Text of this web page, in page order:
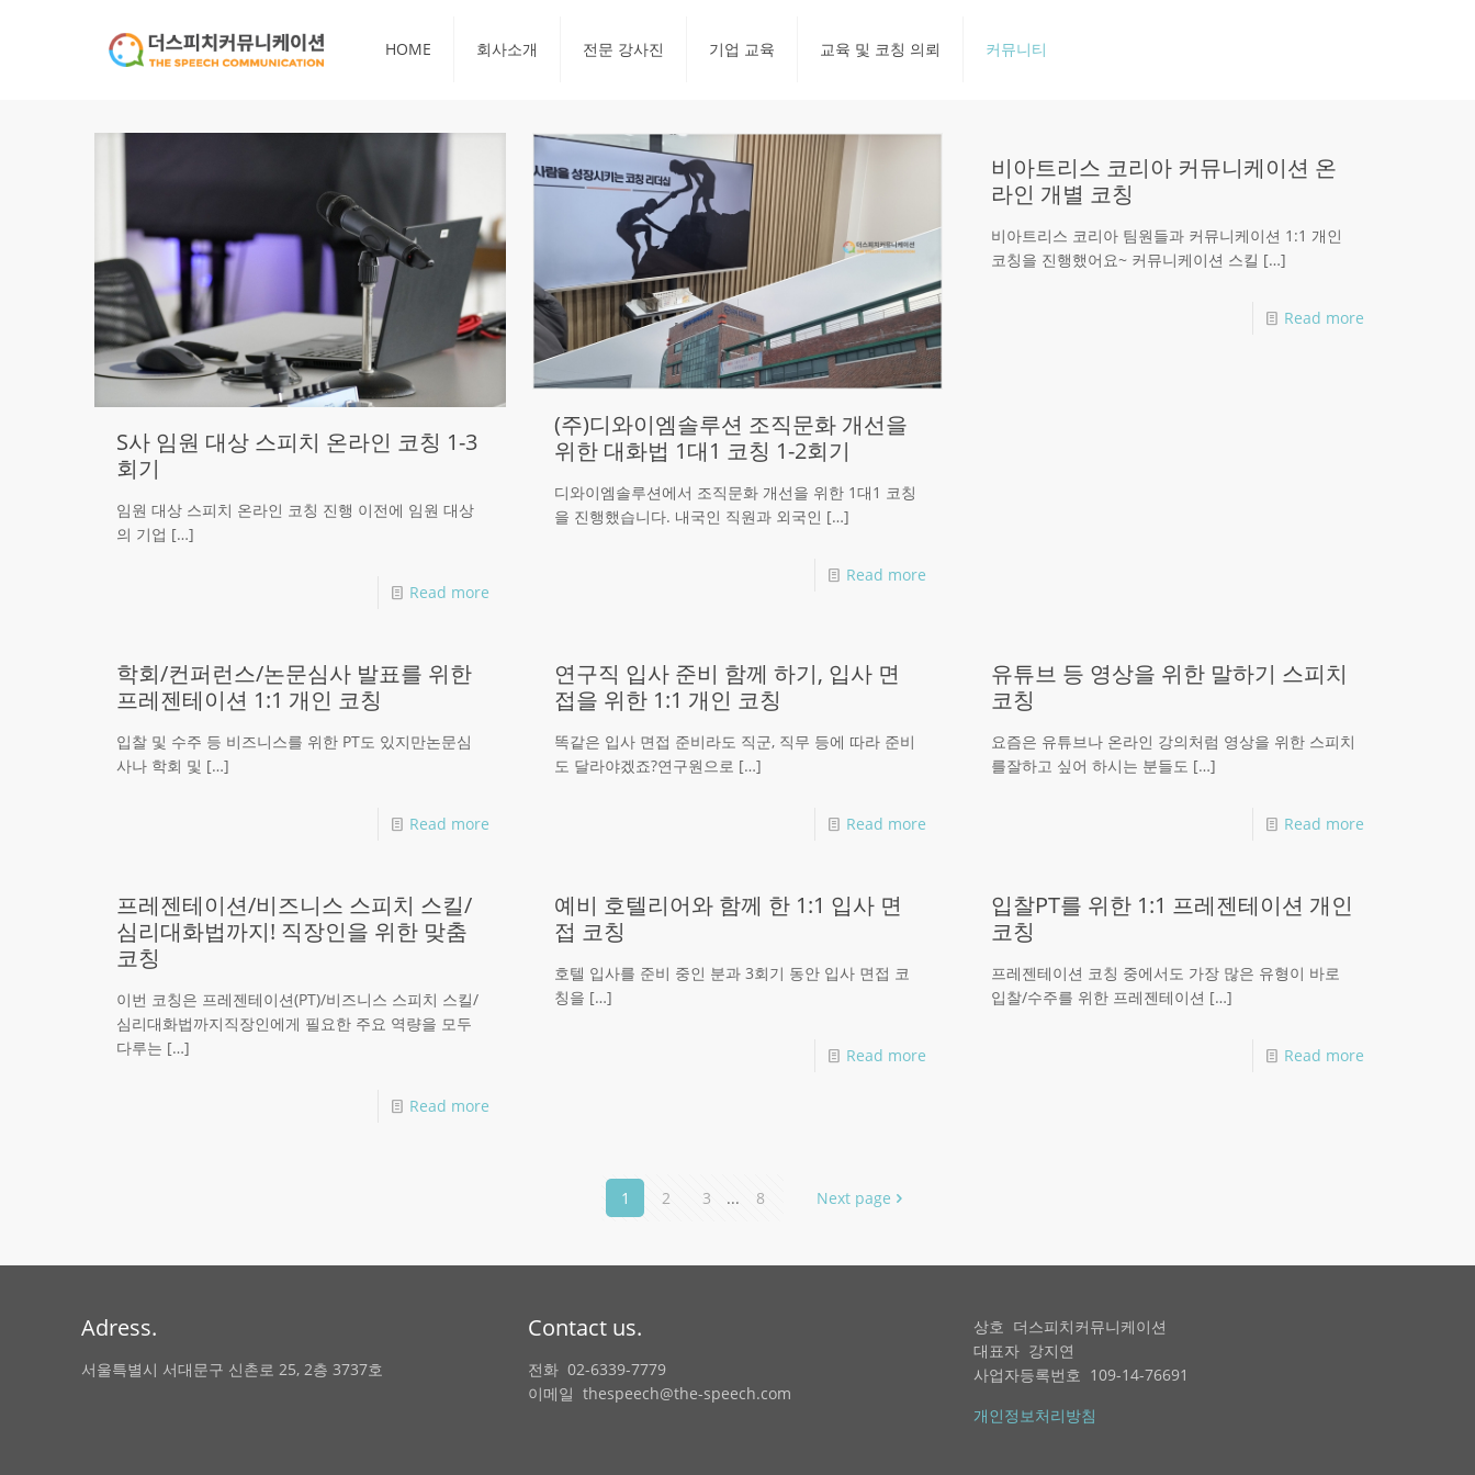
HOME 회사소개 전문 강사진 기업 교육 교육 및 코칭 의뢰 커뮤니티
S사 임원 대상 스피치 온라인 코칭 1-3
회기
임원 대상 스피치 온라인 코칭 진행 이전에 임원 대상
의 기업 […]
Read more
(주)디와이엠솔루션 조직문화 개선을
위한 대화법 1대1 코칭 1-2회기
디와이엠솔루션에서 조직문화 개선을 위한 1대1 코칭
을 진행했습니다. 내국인 직원과 외국인 […]
Read more
비아트리스 코리아 커뮤니케이션 온
라인 개별 코칭
비아트리스 코리아 팀원들과 커뮤니케이션 1:1 개인
코칭을 진행했어요~ 커뮤니케이션 스킬 […]
Read more
학회/컨퍼런스/논문심사 발표를 위한
프레젠테이션 1:1 개인 코칭
입찰 및 수주 등 비즈니스를 위한 PT도 있지만논문심
사나 학회 및 […]
Read more
연구직 입사 준비 함께 하기, 입사 면
접을 위한 1:1 개인 코칭
똑같은 입사 면접 준비라도 직군, 직무 등에 따라 준비
도 달라야겠죠?연구원으로 […]
Read more
유튜브 등 영상을 위한 말하기 스피치
코칭
요즘은 유튜브나 온라인 강의처럼 영상을 위한 스피치
를잘하고 싶어 하시는 분들도 […]
Read more
프레젠테이션/비즈니스 스피치 스킬/
심리대화법까지! 직장인을 위한 맞춤
코칭
이번 코칭은 프레젠테이션(PT)/비즈니스 스피치 스킬/
심리대화법까지직장인에게 필요한 주요 역량을 모두
다루는 […]
Read more
예비 호텔리어와 함께 한 1:1 입사 면
접 코칭
호텔 입사를 준비 중인 분과 3회기 동안 입사 면접 코
칭을 […]
Read more
입찰PT를 위한 1:1 프레젠테이션 개인
코칭
프레젠테이션 코칭 중에서도 가장 많은 유형이 바로
입찰/수주를 위한 프레젠테이션 […]
Read more
1 2 3 ... 8 Next page
Adress.
서울특별시 서대문구 신촌로 25, 2층 3737호
Contact us.
전화 02-6339-7779
이메일 thespeech@the-speech.com
상호 더스피치커뮤니케이션
대표자 강지연
사업자등록번호 109-14-76691
개인정보처리방침